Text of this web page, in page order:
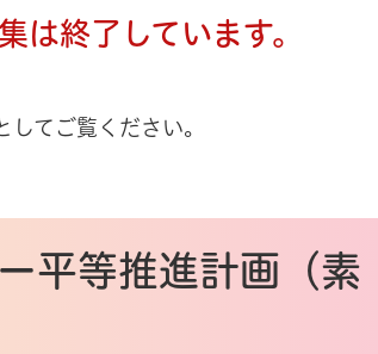
は終了しています。
てご覧ください。
平等推進計画（素